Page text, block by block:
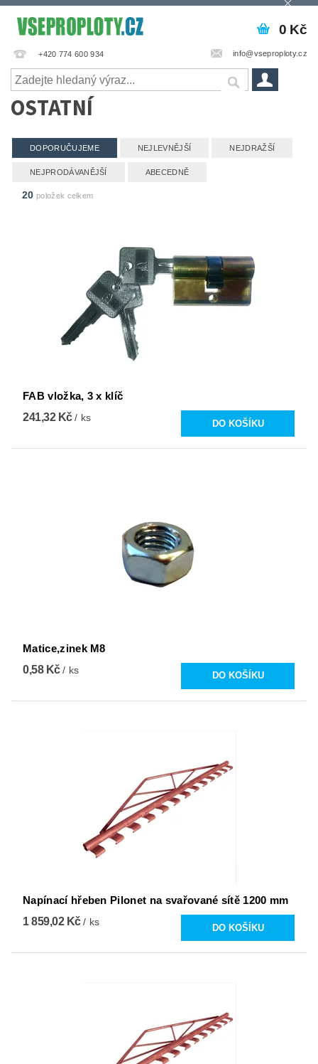
+420 774 600 934 info@vseproploty.cz
0 Kč
OSTATNÍ
DOPORUČUJEME NEJLEVNĚJŠÍ NEJDRAŽŠÍ
NEJPRODÁVANĚJŠÍ ABECEDNĚ
20 položek celkem
FAB vložka, 3 x klíč
241,32 Kč/ ks
Matice,zinek M8
0,58 Kč/ ks
Napínací hřeben Pilonet na svařované sítě 1200 mm
1 859,02 Kč/ ks